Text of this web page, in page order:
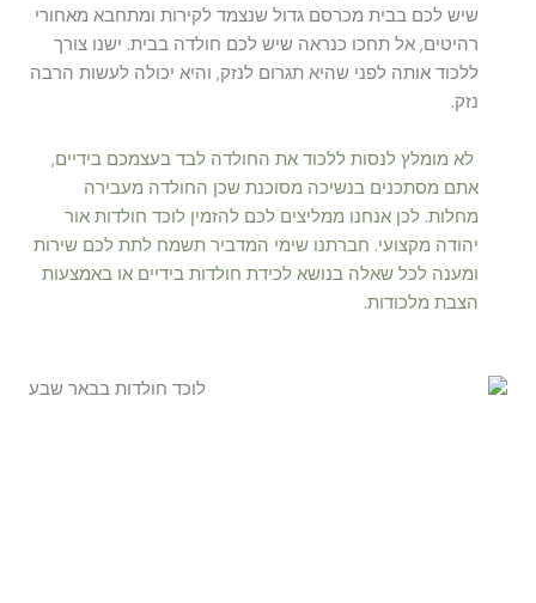
שיש לכם בבית מכרסם גדול שנצמד לקירות ומתחבא מאחורי
רהיטים, אל תחכו כנראה שיש לכם חולדה בבית. ישנו צורך
ללכוד אותה לפני שהיא תגרום לנזק, והיא יכולה לעשות הרבה
נזק.
לא מומלץ לנסות ללכוד את החולדה לבד בעצמכם בידיים,
אתם מסתכנים בנשיכה מסוכנת שכן החולדה מעבירה
מחלות. לכן אנחנו ממליצים לכם להזמין לוכד חולדות אור
יהודה מקצועי. חברתנו שימי המדביר תשמח לתת לכם שירות
ומענה לכל שאלה בנושא לכידת חולדות בידיים או באמצעות
הצבת מלכודות.